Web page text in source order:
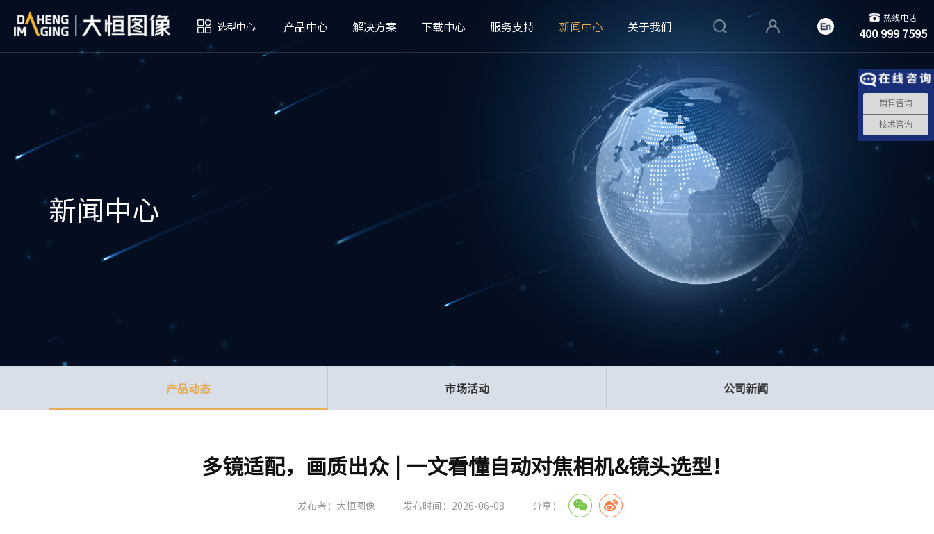
选型中心 产品中心 解决方案 下载中心 服务支持 新闻中心 关于我们
热线电话
400 999 7595
新闻中心
产品动态 市场活动 公司新闻
多镜适配，画质出众 | 一文看懂自动对焦相机&镜头选型！
发布者：大恒图像 发布时间：2026-06-08 分享：
销售咨询
技术咨询